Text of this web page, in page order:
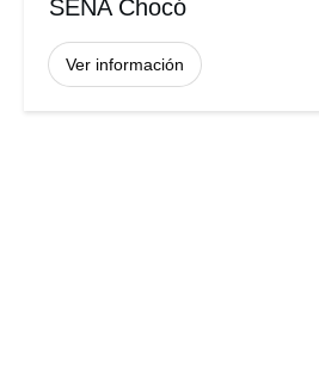
SENA Chocó
Ver información